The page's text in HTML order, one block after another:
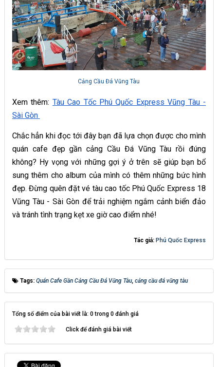
Cảng Cầu Đá Vũng Tàu
Xem thêm: Tàu Cao Tốc Phú Quốc Express Vũng Tàu -
Sài Gòn
Chắc hẳn khi đọc tới đây bạn đã lựa chọn được cho mình
quán cafe đẹp gần cảng Cầu Đá Vũng Tàu rồi đúng
không? Hy vọng với những gợi ý ở trên sẽ giúp bạn bổ
sung thêm cho album của mình có thêm những bức hình
đẹp. Đừng quên đặt vé tàu cao tốc Phú Quốc Express 18
Vũng Tàu - Sài Gòn để trải nghiệm ngắm cảnh biển đảo
và tránh tình trạng kẹt xe giờ cao điểm nhé!
Tác giả: Phú Quốc Express
Tags: Quán Cafe Gần Cảng Cầu Đá Vũng Tàu, cảng cầu đá vũng tàu
Tổng số điểm của bài viết là: 0 trong 0 đánh giá
Click để đánh giá bài viết